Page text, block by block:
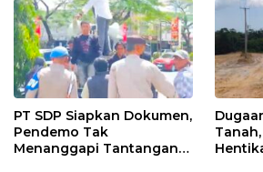
PT SDP Siapkan Dokumen,
Pendemo Tak
Menanggapi Tantangan